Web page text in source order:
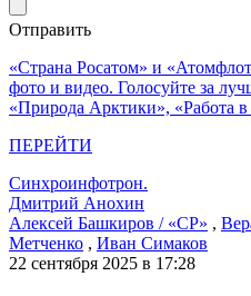
Отправить
«Страна Росатом» и
фото и видео. Голосуйте за
«Природа Арктики»,
ПЕРЕЙТИ
Синхроинфотрон.
Дмитрий Анохин
Алексей Башкиров / «СР» ,
Метченко , Иван Симаков
22 сентября 2025 в 17:28